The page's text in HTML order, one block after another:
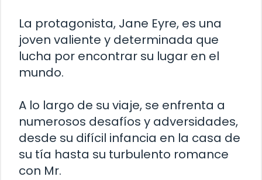
La protagonista, Jane Eyre, es una
joven valiente y determinada que
lucha por encontrar su lugar en el
mundo.
A lo largo de su viaje, se enfrenta a
numerosos desafíos y adversidades,
desde su difícil infancia en la casa de
su tía hasta su turbulento romance
con Mr.